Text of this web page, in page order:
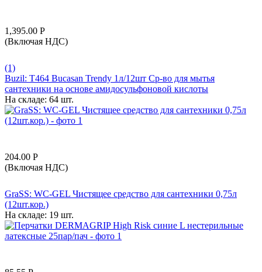
1,395.00 Р
(Включая НДС)
(1)
Buzil: T464 Bucasan Trendy 1л/12шт Ср-во для мытья
сантехники на основе амидосульфоновой кислоты
На складе: 64 шт.
204.00 Р
(Включая НДС)
GraSS: WC-GEL Чистящее средство для сантехники 0,75л
(12шт.кор.)
На складе: 19 шт.